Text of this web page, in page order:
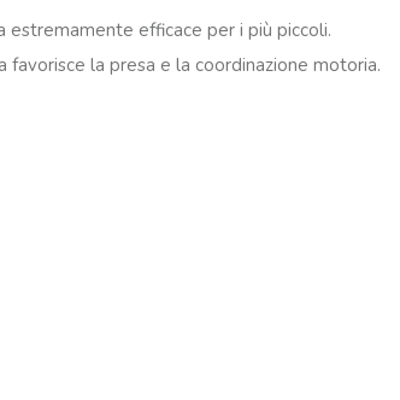
estremamente efficace per i più piccoli.
la presa e la coordinazione motoria.